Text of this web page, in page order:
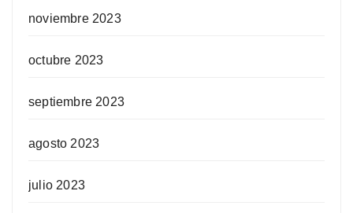
noviembre 2023
octubre 2023
septiembre 2023
agosto 2023
julio 2023